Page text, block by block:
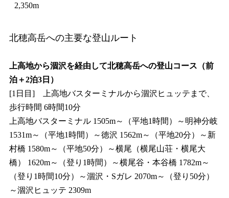
2,350m
北穂高岳への主要な登山ルート
上高地から涸沢を経由して北穂高岳への登山コース（前
泊＋2泊3日）
[1日目] 上高地バスターミナルから涸沢ヒュッテまで、
歩行時間 6時間10分
上高地バスターミナル 1505m～（平地1時間）～明神分岐
1531m～（平地1時間）～徳沢 1562m～（平地20分）～新
村橋 1580m～（平地50分）～横尾（横尾山荘・横尾大
橋） 1620m～（登り1時間）～横尾谷・本谷橋 1782m～
（登り1時間10分）～涸沢・Sガレ 2070m～（登り50分）
～涸沢ヒュッテ 2309m